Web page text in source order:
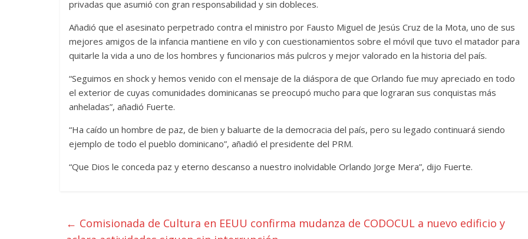
privadas que asumió con gran responsabilidad y sin dobleces.
Añadió que el asesinato perpetrado contra el ministro por Fausto Miguel de Jesús Cruz de la Mota, uno de sus
mejores amigos de la infancia mantiene en vilo y con cuestionamientos sobre el móvil que tuvo el matador para
quitarle la vida a uno de los hombres y funcionarios más pulcros y mejor valorado en la historia del país.
“Seguimos en shock y hemos venido con el mensaje de la diáspora de que Orlando fue muy apreciado en todo
el exterior de cuyas comunidades dominicanas se preocupó mucho para que lograran sus conquistas más
anheladas”, añadió Fuerte.
“Ha caído un hombre de paz, de bien y baluarte de la democracia del país, pero su legado continuará siendo
ejemplo de todo el pueblo dominicano”, añadió el presidente del PRM.
“Que Dios le conceda paz y eterno descanso a nuestro inolvidable Orlando Jorge Mera”, dijo Fuerte.
← Comisionada de Cultura en EEUU confirma mudanza de CODOCUL a nuevo edificio y